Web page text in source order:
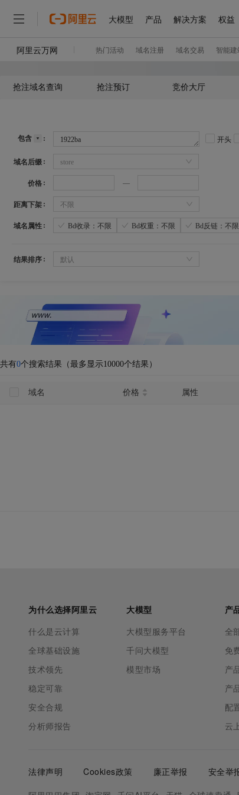
抢注域名查询 抢注预订 竞价大厅
包含 开头
域名后缀 store
价格
距离下架 不限
域名属性 Bd收录：不限 Bd权重：不限 Bd反链：不限
结果排序 默认
共有0个搜索结果（最多显示10000个结果）
域名 价格 属性